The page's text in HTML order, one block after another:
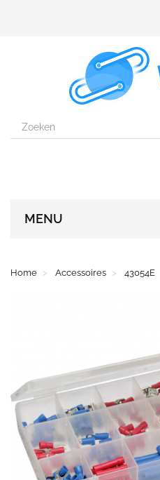
MENU
Home Accessoires 43054E